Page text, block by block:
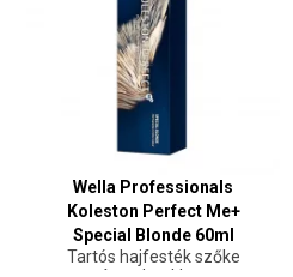
Wella Professionals
Koleston Perfect Me+
Special Blonde 60ml
Tartós hajfesték szőke